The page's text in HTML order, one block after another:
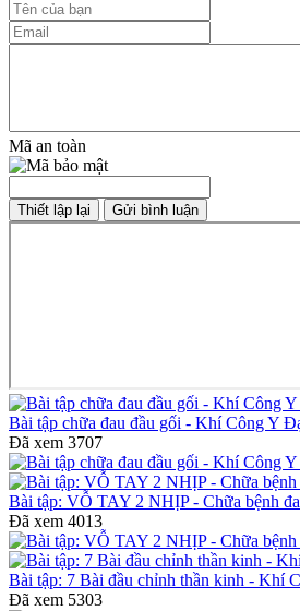
Mã an toàn
Bài tập chữa đau đầu gối - Khí Công Y
Đã xem 3707
Bài tập: VỖ TAY 2 NHỊP - Chữa bệnh
Đã xem 4013
Bài tập: 7 Bài đầu chỉnh thần kinh - Khí
Đã xem 5303